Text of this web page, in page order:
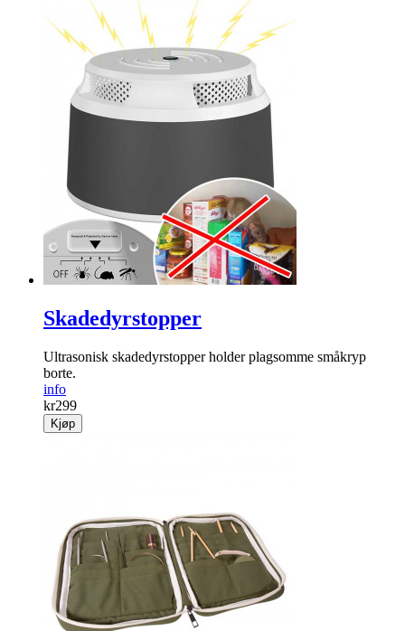
Skadedyrstopper
Ultrasonisk skadedyr­stopper holder plag­­somme småkryp
borte.
info
kr299
Kjøp